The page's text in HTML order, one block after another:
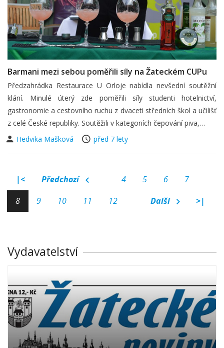
Barmani mezi sebou poměřili síly na Žateckém CUPu
Předzahrádka Restaurace U Orloje nabídla nevšední soutěžní
klání. Minulé úterý zde poměřili síly studenti hotelnictví,
gastronomie a cestovního ruchu z dvaceti středních škol a učilišť
z celé České republiky. Soutěžili v kategoriích čepování piva,…
Hedvika Mašková
před 7 lety
|< Předchozí 4 5 6
7
8
9 10 11 12 Další >|
Vydavatelství